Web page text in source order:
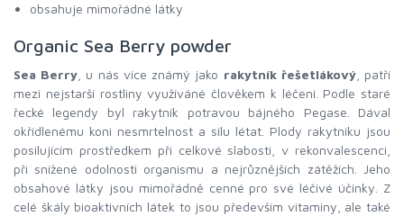
obsahuje mimořádné látky
Organic Sea Berry powder
Sea Berry , u nás více známý jako rakytník řešetlákový, patří
mezi nejstarší rostliny využíváné člověkem k léčení. Podle staré
řecké legendy byl rakytník potravou bájného Pegase. Dával
okřídlenému koni nesmrtelnost a sílu létat. Plody rakytníku jsou
posilujícím prostředkem při celkové slabosti, v rekonvalescenci,
při snížené odolnosti organismu a nejrůznějších zátěžích. Jeho
obsahové látky jsou mimořádně cenné pro své léčivé účinky. Z
celé škály bioaktivních látek to jsou především vitaminy, ale také